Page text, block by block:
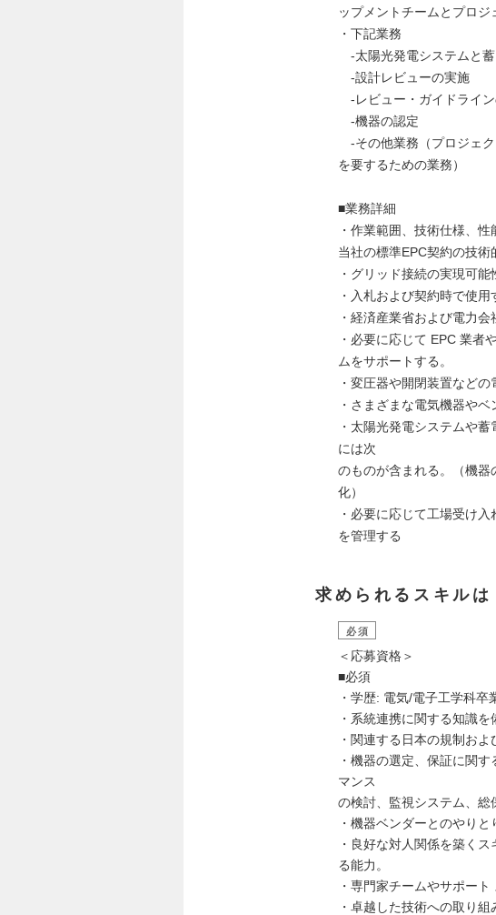
ップメントチームとプロジ
・下記業務
-太陽光発電システムと
-設計レビューの実施
-レビュー・ガイドライ
-機器の認定
-その他業務（プロジェ
を要するための業務）
■業務詳細
・作業範囲、技術仕様、
当社の標準EPC契約の技術
・グリッド接続の実現可能
・入札および契約時で使用
・経済産業省および電力
・必要に応じて EPC 業者
ムをサポートする。
・変圧器や開閉装置など
・さまざまな電気機器やベ
・太陽光発電システムや
には次
のものが含まれる。（機
化）
・必要に応じて工場受け
を管理する
求められるスキルは
必須
＜応募資格＞
■必須
・学歴: 電気/電子工学科卒
・系統連携に関する知識
・関連する日本の規制お
・機器の選定、保証に関
マンス
の検討、監視システム、総
・機器ベンダーとのやり
・良好な対人関係を築く
る能力。
・専門家チームやサポー
・卓越した技術への取り